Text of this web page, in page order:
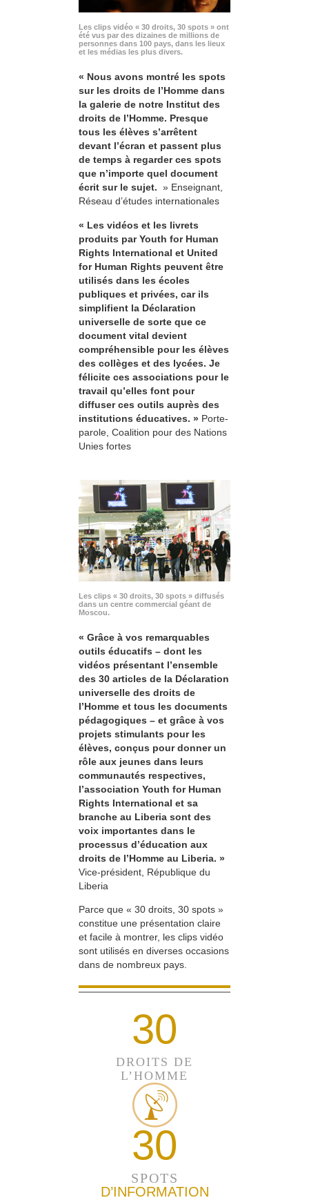
Les clips vidéo « 30 droits, 30 spots » ont
été vus par des dizaines de millions de
personnes dans 100 pays, dans les lieux
et les médias les plus divers.
« Nous avons montré les spots
sur les droits de l’Homme dans
la galerie de notre Institut des
droits de l’Homme. Presque
tous les élèves s’arrêtent
devant l’écran et passent plus
de temps à regarder ces spots
que n’importe quel document
écrit sur le sujet. » Enseignant,
Réseau d’études internationales
« Les vidéos et les livrets
produits par Youth for Human
Rights International et United
for Human Rights peuvent être
utilisés dans les écoles
publiques et privées, car ils
simplifient la Déclaration
universelle de sorte que ce
document vital devient
compréhensible pour les élèves
des collèges et des lycées. Je
félicite ces associations pour le
travail qu’elles font pour
diffuser ces outils auprès des
institutions éducatives. » Porte-
parole, Coalition pour des Nations
Unies fortes
Les clips « 30 droits, 30 spots » diffusés
dans un centre commercial géant de
Moscou.
« Grâce à vos remarquables
outils éducatifs – dont les
vidéos présentant l’ensemble
des 30 articles de la Déclaration
universelle des droits de
l’Homme et tous les documents
pédagogiques – et grâce à vos
projets stimulants pour les
élèves, conçus pour donner un
rôle aux jeunes dans leurs
communautés respectives,
l’association Youth for Human
Rights International et sa
branche au Liberia sont des
voix importantes dans le
processus d’éducation aux
droits de l’Homme au Liberia. »
Vice-président, République du
Liberia
Parce que « 30 droits, 30 spots »
constitue une présentation claire
et facile à montrer, les clips vidéo
sont utilisés en diverses occasions
dans de nombreux pays.
30
DROITS DE
L’HOMME
30
SPOTS
D’INFORMATION